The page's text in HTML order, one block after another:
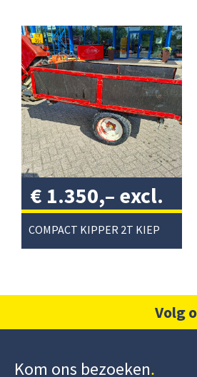
€ 1.350,– excl.
btw/
Volg
Kom ons bezoeken